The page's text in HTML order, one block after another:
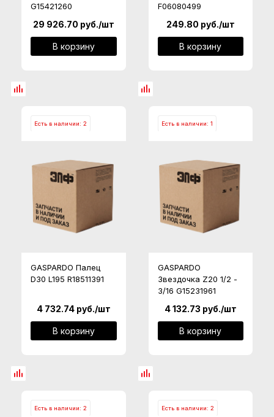
G15421260
29 926.70 руб./шт
В корзину
F06080499
249.80 руб./шт
В корзину
Есть в наличии: 2
GASPARDO Палец
D30 L195 R18511391
4 732.74руб./шт
В корзину
Есть в наличии: 1
GASPARDO
Звездочка Z20 1/2 -
3/16 G15231961
4 132.73 руб./шт
В корзину
Есть в наличии: 2 Есть в наличии: 2